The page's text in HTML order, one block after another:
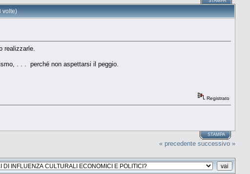
volte)
realizzarle.
. . . perché non aspettarsi il peggio.
Registrato
STAMPA
« precedente successivo »